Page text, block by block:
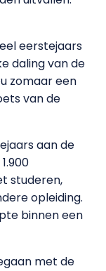
eerstejaars
daling van de
zomaar een
van de
aan de
studeren,
opleiding.
binnen een
met de